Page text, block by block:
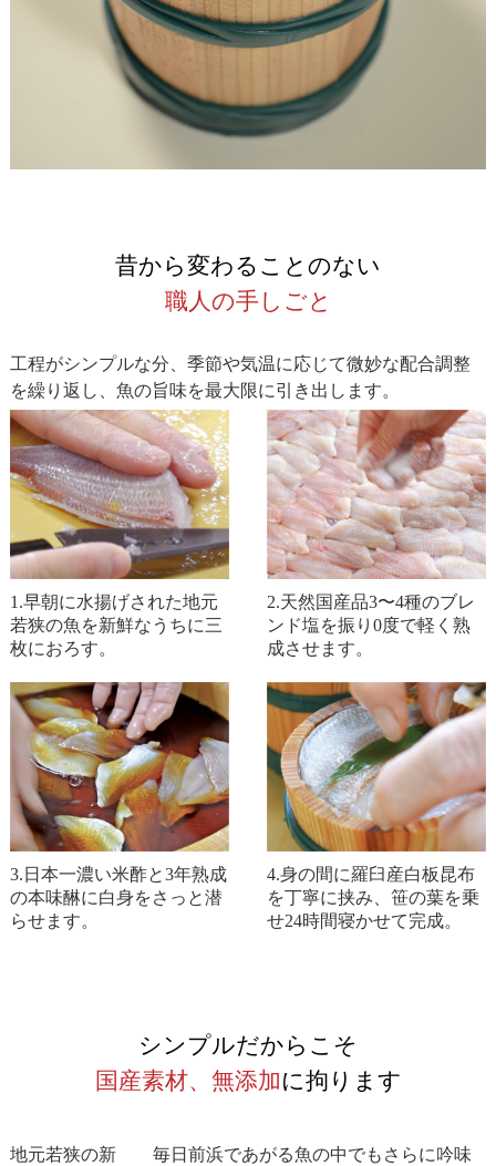
昔から変わることのない
職人の手しごと
工程がシンプルな分、季節や気温に応じて微妙な配合調整
を繰り返し、魚の旨味を最大限に引き出します。
1.早朝に水揚げされた地元
若狭の魚を新鮮なうちに三
枚におろす。
2.天然国産品3〜4種のブレ
ンド塩を振り0度で軽く熟
成させます。
3.日本一濃い米酢と3年熟成
の本味醂に白身をさっと潜
らせます。
4.身の間に羅臼産白板昆布
を丁寧に挟み、笹の葉を乗
せ24時間寝かせて完成。
シンプルだからこそ
国産素材、無添加に拘ります
地元若狭の新
毎日前浜であがる魚の中でもさらに吟味